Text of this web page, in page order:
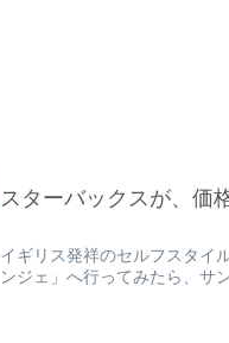
スターバックスが、価
イギリス発祥のセルフスタイ
ンジェ」へ行ってみたら、サ